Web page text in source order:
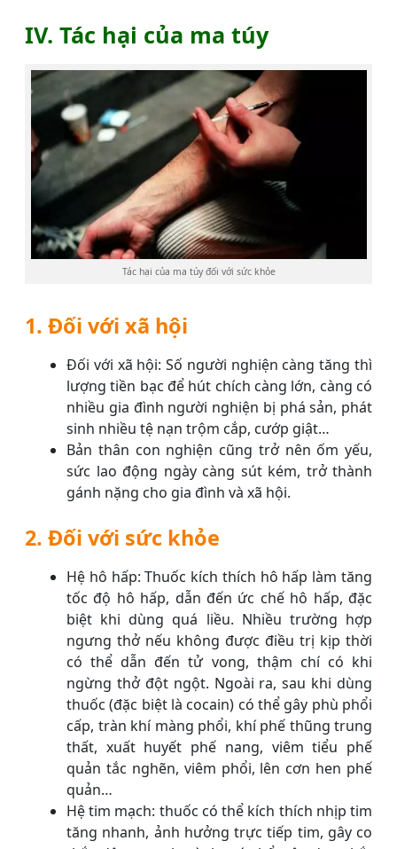
IV. Tác hại của ma túy
Tác hại của ma túy đối với sức khỏe
1. Đối với xã hội
Đối với xã hội: Số người nghiện càng tăng thì
lượng tiền bạc để hút chích càng lớn, càng có
nhiều gia đình người nghiện bị phá sản, phát
sinh nhiều tệ nạn trộm cắp, cướp giật…
Bản thân con nghiện cũng trở nên ốm yếu,
sức lao động ngày càng sút kém, trở thành
gánh nặng cho gia đình và xã hội.
2. Đối với sức khỏe
Hệ hô hấp: Thuốc kích thích hô hấp làm tăng
tốc độ hô hấp, dẫn đến ức chế hô hấp, đặc
biệt khi dùng quá liều. Nhiều trường hợp
ngưng thở nếu không được điều trị kịp thời
có thể dẫn đến tử vong, thậm chí có khi
ngừng thở đột ngột. Ngoài ra, sau khi dùng
thuốc (đặc biệt là cocain) có thể gây phù phổi
cấp, tràn khí màng phổi, khí phế thũng trung
thất, xuất huyết phế nang, viêm tiểu phế
quản tắc nghẽn, viêm phổi, lên cơn hen phế
quản…
Hệ tim mạch: thuốc có thể kích thích nhịp tim
tăng nhanh, ảnh hưởng trực tiếp tim, gây co